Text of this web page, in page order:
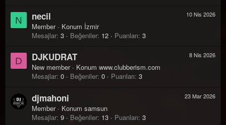
N
10 Nis 2026
necil
Member · Konum İzmir
Mesajlar 3 Beğeniler 12 Puanları 3
D
8 Nis 2026
DJKUDRAT
New member · Konum www.clubberism.com
Mesajlar 0 Beğeniler 0 Puanları 3
23 Mar 2026
djmahoni
Member · Konum samsun
Mesajlar 9 Beğeniler 13 Puanları 3